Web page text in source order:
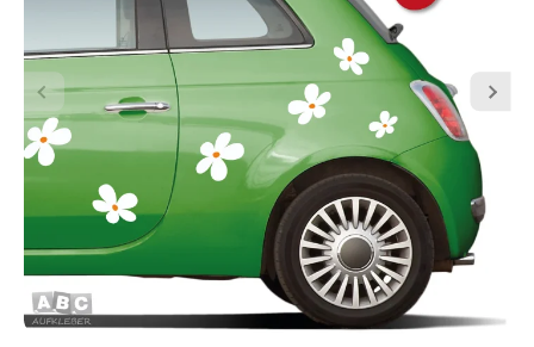
Der zu beklebende Untergrund muss frei von Mitteln
sein welche die Klebkraft des Folienaufklebers
beeinträchtigen können.
(Versiegelungen - Nano
Technologie - Lotus Effekt - etc. )
WICHTIG:
Mobiltelefon
Fax
Frage zum Artikel